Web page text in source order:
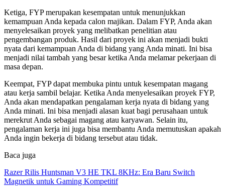
Ketiga, FYP merupakan kesempatan untuk menunjukkan
kemampuan Anda kepada calon majikan. Dalam FYP, Anda akan
menyelesaikan proyek yang melibatkan penelitian atau
pengembangan produk. Hasil dari proyek ini akan menjadi bukti
nyata dari kemampuan Anda di bidang yang Anda minati. Ini bisa
menjadi nilai tambah yang besar ketika Anda melamar pekerjaan di
masa depan.
Keempat, FYP dapat membuka pintu untuk kesempatan magang
atau kerja sambil belajar. Ketika Anda menyelesaikan proyek FYP,
Anda akan mendapatkan pengalaman kerja nyata di bidang yang
Anda minati. Ini bisa menjadi alasan kuat bagi perusahaan untuk
merekrut Anda sebagai magang atau karyawan. Selain itu,
pengalaman kerja ini juga bisa membantu Anda memutuskan apakah
Anda ingin bekerja di bidang tersebut atau tidak.
Baca juga
Razer Rilis Huntsman V3 HE TKL 8KHz: Era Baru Switch
Magnetik untuk Gaming Kompetitif